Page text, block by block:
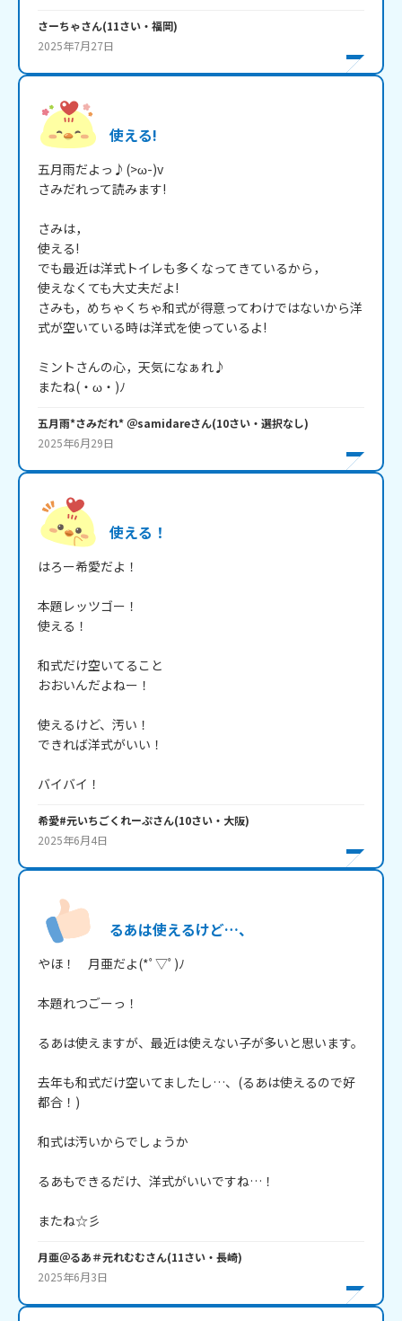
さーちゃさん(11さい・ 福岡)
2025年7月27日
使える!
五月雨だよっ♪(>ω-)v
さみだれって読みます!
さみは，
使える!
でも最近は洋式トイレも多くなってきているから，
使えなくても大丈夫だよ!
さみも，めちゃくちゃ和式が得意ってわけではないから洋
式が空いている時は洋式を使っているよ!
ミントさんの心，天気になぁれ♪
またね(・ω・)ﾉ
五月雨*さみだれ* ＠samidareさん(10さい・ 選択なし)
2025年6月29日
使える！
はろー希愛だよ！
本題レッツゴー！
使える！
和式だけ空いてること
おおいんだよねー！
使えるけど、汚い！
できれば洋式がいい！
バイバイ！
希愛#元いちごくれーぷさん(10さい・ 大阪)
2025年6月4日
るあは使えるけど…、
やほ！　月亜だよ(*ﾟ▽ﾟ)ﾉ
本題れつごーっ！
るあは使えますが、最近は使えない子が多いと思います。
去年も和式だけ空いてましたし…、(るあは使えるので好
都合！)
和式は汚いからでしょうか
るあもできるだけ、洋式がいいですね…！
またね☆彡
月亜＠るあ＃元れむむさん(11さい・ 長崎)
2025年6月3日